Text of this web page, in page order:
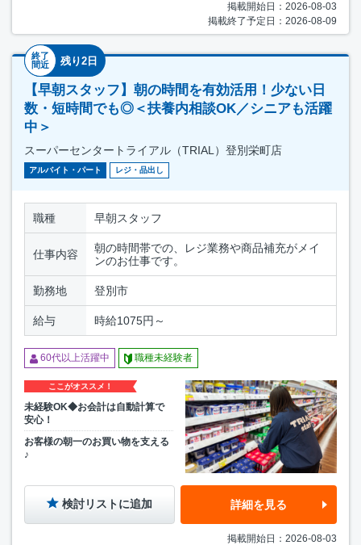
掲載開始日：2026-08-03
掲載終了予定日：2026-08-09
終了
間近
残り2日
【早朝スタッフ】朝の時間を有効活用！少ない日
数・短時間でも◎＜扶養内相談OK／シニアも活躍
中＞
スーパーセンタートライアル（TRIAL）登別栄町店
アルバイト・パート レジ・品出し
職種 早朝スタッフ
仕事内容
朝の時間帯での、レジ業務や商品補充がメイ
ンのお仕事です。
勤務地 登別市
給与 時給1075円～
60代以上活躍中 職種未経験者
ここがオススメ！
未経験OK◆お会計は自動計算で
安心！
お客様の朝一のお買い物を支える
♪
検討リストに追加 詳細を見る
掲載開始日：2026-08-03